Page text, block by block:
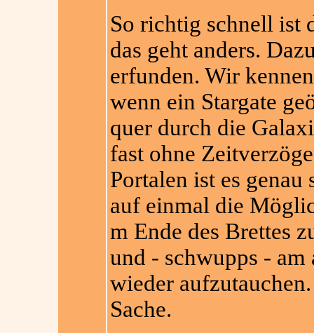
So richtig schnell ist
das geht anders.
erfunden. Wir
wenn ein Stargate
quer durch die
fast ohne
Portalen ist es genau
auf einmal die
m Ende des Brettes
und - schwupps - am
wieder
Sache.